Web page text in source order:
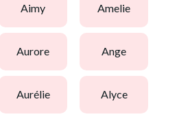
aimy amelie
aurore ange
aurélie alyce